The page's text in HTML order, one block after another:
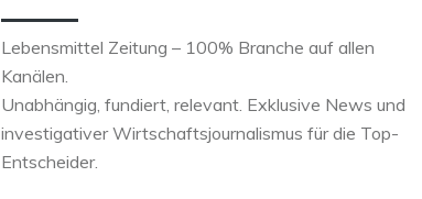
Lebensmittel Zeitung – 100% Branche auf allen
Kanälen.
Unabhängig, fundiert, relevant. Exklusive News und
investigativer Wirtschaftsjournalismus für die Top-
Entscheider.